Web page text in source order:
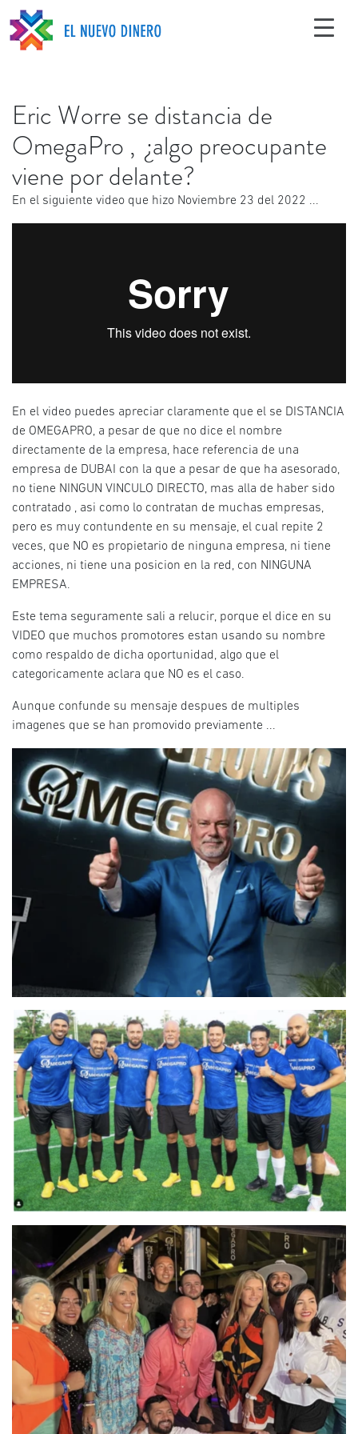
Eric Worre se distancia de
OmegaPro , ¿algo preocupante
viene por delante?
En el siguiente video que hizo Noviembre 23 del 2022 ...
En el video puedes apreciar claramente que el se DISTANCIA
de OMEGAPRO, a pesar de que no dice el nombre
directamente de la empresa, hace referencia de una
empresa de DUBAI con la que a pesar de que ha asesorado,
no tiene NINGUN VINCULO DIRECTO, mas alla de haber sido
contratado , asi como lo contratan de muchas empresas,
pero es muy contundente en su mensaje, el cual repite 2
veces, que NO es propietario de ninguna empresa, ni tiene
acciones, ni tiene una posicion en la red, con NINGUNA
EMPRESA.
Este tema seguramente sali a relucir, porque el dice en su
VIDEO que muchos promotores estan usando su nombre
como respaldo de dicha oportunidad, algo que el
categoricamente aclara que NO es el caso.
Aunque confunde su mensaje despues de multiples
imagenes que se han promovido previamente ...